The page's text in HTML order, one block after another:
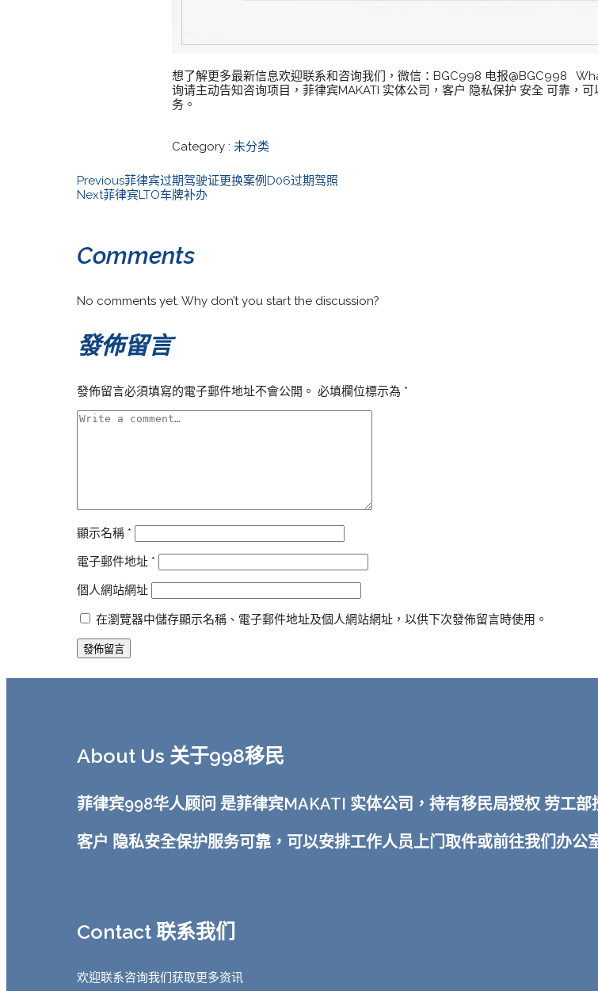
想了解更多最新信息欢迎联系和咨询我们，微信：BGC998 电报@BGC998
询请主动告知咨询项目，菲律宾MAKATI 实体公司，客户 隐私保护 安全 可靠，
务。
Category : 未分类
Previous菲律宾过期驾驶证更换案例D06过期驾照
Next菲律宾LTO车牌补办
Comments
No comments yet. Why don’t you start the discussion?
發佈留言
發佈留言必須填寫的電子郵件地址不會公開。 必填欄位標示為 *
顯示名稱 *
電子郵件地址 *
個人網站網址
在瀏覽器中儲存顯示名稱、電子郵件地址及個人網站網址，以供下次發佈留言時使用。
About Us 关于998移民
菲律宾998华人顾问 是菲律宾MAKATI 实体公司，持有移民局授权 劳工部
客户 隐私安全保护服务可靠，可以安排工作人员上门取件或前往我们办公
Contact 联系我们
欢迎联系咨询我们获取更多资讯